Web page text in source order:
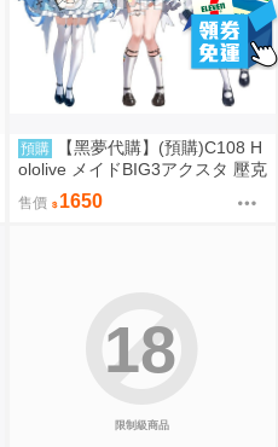
預購
【黑夢代購】(預購)C108 H
ololive メイドBIG3アクスタ 壓克
力立牌 社團名:おわた社 繪師: わ
たお
售價 1650
限制級商品
18